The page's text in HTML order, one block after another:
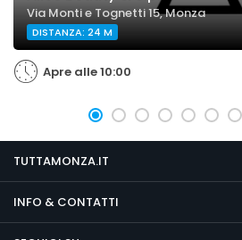
Via Monti e Tognetti 15, Monza
DISTANZA: 24 M
Apre alle 10:00
TUTTAMONZA.IT
INFO & CONTATTI